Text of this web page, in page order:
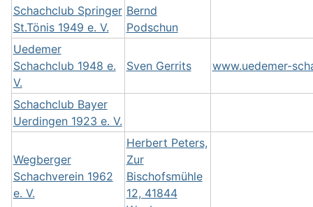
Schachclub Springer
St.Tönis 1949 e. V.
Bernd
Podschun
Uedemer
Schachclub 1948 e.
V.
Sven Gerrits www.uedemer-
Schachclub Bayer
Uerdingen 1923 e. V.
Wegberger
Schachverein 1962
e. V.
Herbert Peters,
Zur
Bischofsmühle
12, 41844